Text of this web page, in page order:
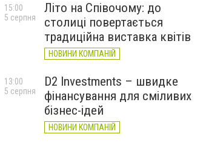
Літо на Співочому: до
столиці повертається
традиційна виставка квітів
НОВИНИ КОМПАНІЙ
15:00
5 серпня
D2 Investments – швидке
фінансування для сміливих
бізнес-ідей
НОВИНИ КОМПАНІЙ
13:00
5 серпня